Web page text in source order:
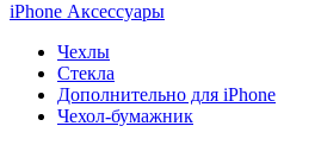
iPhone Аксессуары
Чехлы
Стекла
Дополнительно для iPhone
Чехол-бумажник